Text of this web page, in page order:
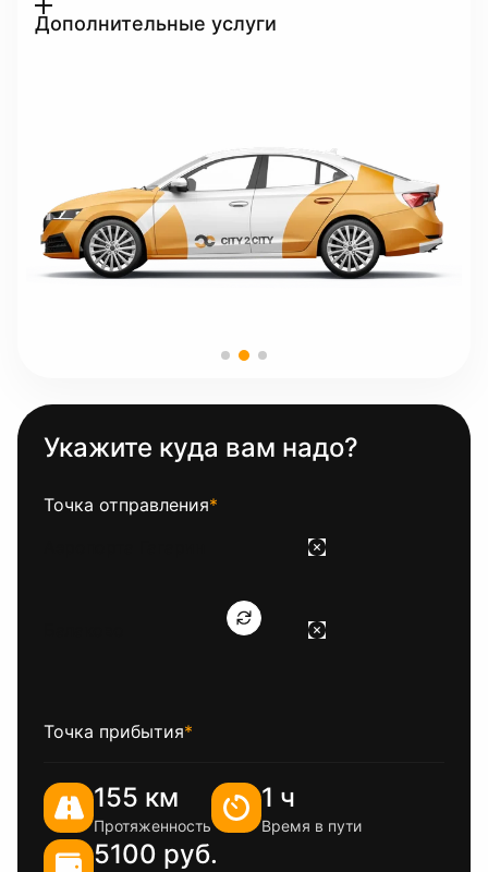
Дополнительные услуги
Укажите куда вам надо?
Точка отправления*
Точка прибытия*
155 км
Протяженность
1 ч
Время в пути
5100 руб.